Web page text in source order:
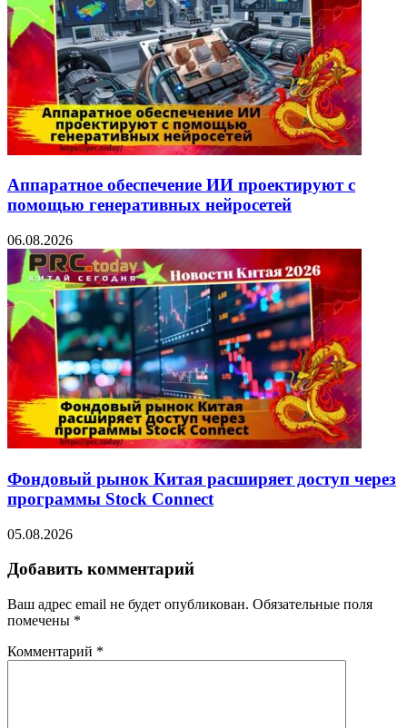
Аппаратное обеспечение ИИ проектируют с
помощью генеративных нейросетей
06.08.2026
Фондовый рынок Китая расширяет доступ через
программы Stock Connect
05.08.2026
Добавить комментарий
Ваш адрес email не будет опубликован. Обязательные поля
помечены *
Комментарий *